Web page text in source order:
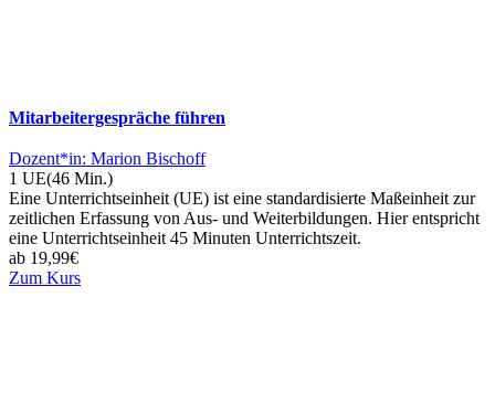
Mitarbeitergespräche führen
Dozent*in: Marion Bischoff
1 UE(46 Min.)
Eine Unterrichtseinheit (UE) ist eine standardisierte Maßeinheit zur
zeitlichen Erfassung von Aus- und Weiterbildungen. Hier entspricht
eine Unterrichtseinheit 45 Minuten Unterrichtszeit.
ab 19,99€
Zum Kurs